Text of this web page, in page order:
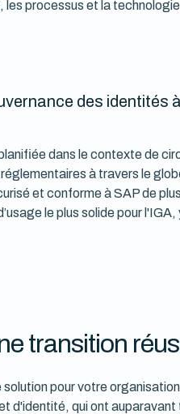
les processus et la
des identités
dans le contexte de
à travers le
et conforme à SAP de
le plus solide pour
transition
pour votre
d'identité, qui ont